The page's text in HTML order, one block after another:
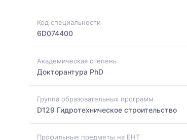
Код специальности
6D074400
Академическая степень
Докторантура PhD
Группа образовательных программ
D129 Гидротехническое строительство
Профильные предметы на ЕНТ